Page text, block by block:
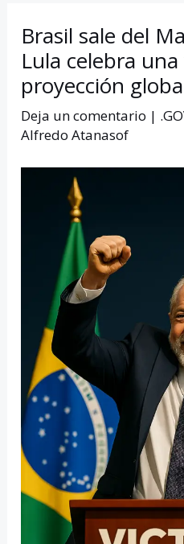
Brasil sale del
Lula celebra
proyección
Deja un comentario |
Alfredo Atanasof